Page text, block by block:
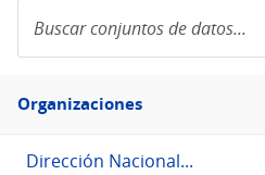
conjuntos
de
Filtro
Organizaciones
Organizaciones
Dirección Nacional...